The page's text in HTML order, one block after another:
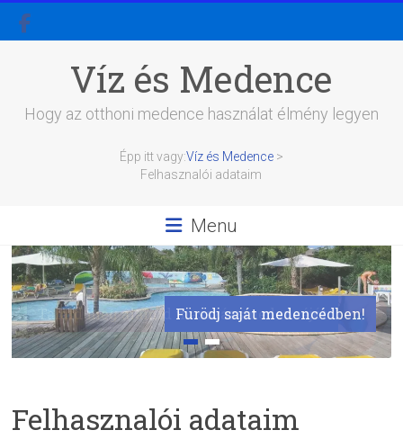
Skip
content
Víz és Medence
Hogy az otthoni medence használat élmény legyen
Épp itt vagy:Víz és Medence>
Felhasznalói adataim
Menu
Fürödj saját medencédben!
Találd meg álamid masszázsmedencéjét
Felhasznalói adataim